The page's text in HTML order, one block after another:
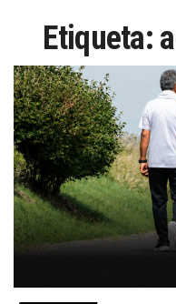
Etiqueta: